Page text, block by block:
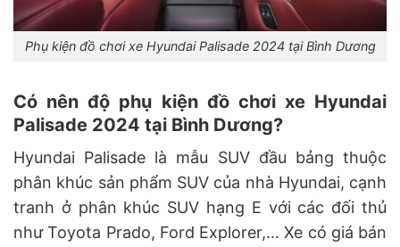
Phụ kiện đồ chơi xe Hyundai Palisade 2024 tại Bình Dương
Có nên độ phụ kiện đồ chơi xe Hyundai
Palisade 2024 tại Bình Dương?
Hyundai Palisade là mẫu SUV đầu bảng thuộc
phân khúc sản phẩm SUV của nhà Hyundai, cạnh
tranh ở phân khúc SUV hạng E với các đối thủ
như Toyota Prado, Ford Explorer,… Xe có giá bán